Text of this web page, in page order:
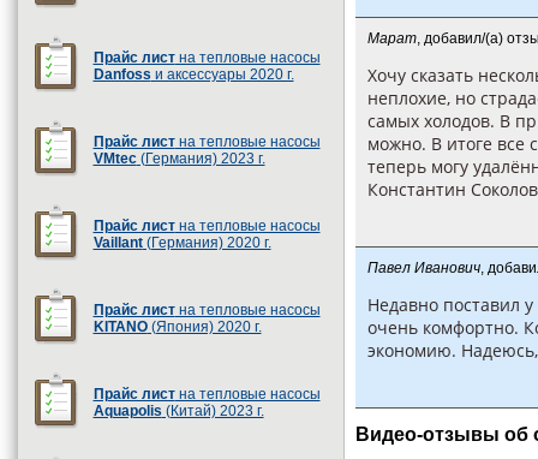
Прайс листна тепловые насосы
Danfoss и аксессуары 2020 г.
Прайс листна тепловые насосы
VMtec(Германия) 2023 г.
Прайс листна тепловые насосы
Vaillant(Германия) 2020 г.
Прайс листна тепловые насосы
KITANO(Япония) 2020 г.
Прайс листна тепловые насосы
Aquapolis (Китай) 2023 г.
Марат, добавил/(а)
Хочу сказать
неплохие, но
самых холодов. В
можно. В итоге все
теперь могу
Константин
Павел Иванович,
Недавно поставил
очень комфортно.
экономию.
Видео-отзывы об